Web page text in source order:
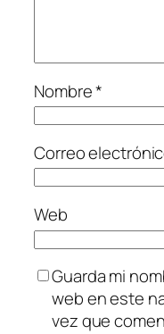
Nombre*
Correo
Web
Guarda mi
web en este
vez que